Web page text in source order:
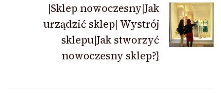
|Sklep nowoczesny|Jak
urządzić sklep| Wystrój
sklepu|Jak stworzyć
nowoczesny sklep?}